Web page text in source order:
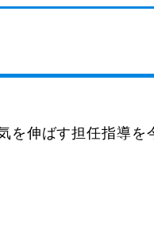
を伸ばす担任指導を